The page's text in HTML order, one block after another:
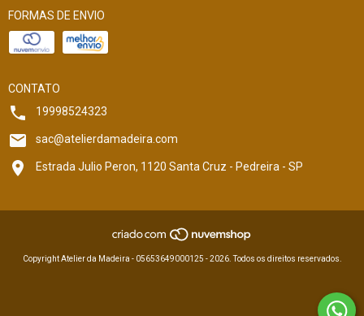
FORMAS DE ENVIO
CONTATO
19998524323
sac@atelierdamadeira.com
Estrada Julio Peron, 1120 Santa Cruz - Pedreira - SP
Copyright Atelier da Madeira - 05653649000125 - 2026. Todos os direitos reservados.